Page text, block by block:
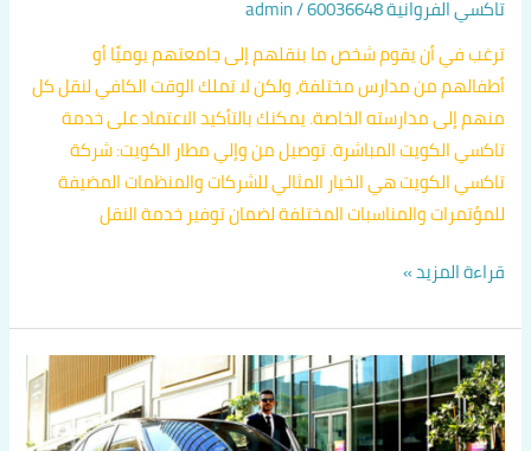
تاكسي الفروانية 60036648 /
admin
ترغب في أن يقوم شخص ما بنقلهم إلى جامعتهم يوميًا أو
أطفالهم من مدارس مختلفة، ولكن لا تملك الوقت الكافي لنقل كل
منهم إلى مدارسته الخاصة. يمكنك بالتأكيد الاعتماد على خدمة
تاكسي الكويت المباشرة. توصيل من وإلي مطار الكويت: شركة
تاكسي الكويت هي الخيار المثالي للشركات والمنظمات المضيفة
للمؤتمرات والمناسبات المختلفة لضمان توفير خدمة النقل
قراءة المزيد »
تاكسي
الرحاب
60036648